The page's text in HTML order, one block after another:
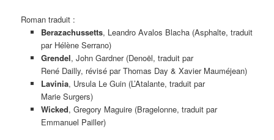
Roman traduit :
Berazachussetts, Leandro Avalos Blacha (Asphalte, traduit
par Hélène Serrano)
Grendel, John Gardner (Denoël, traduit par
René Dailly, révisé par Thomas Day & Xavier Mauméjean)
Lavinia, Ursula Le Guin (L’Atalante, traduit par
Marie Surgers)
Wicked, Gregory Maguire (Bragelonne, traduit par
Emmanuel Pailler)